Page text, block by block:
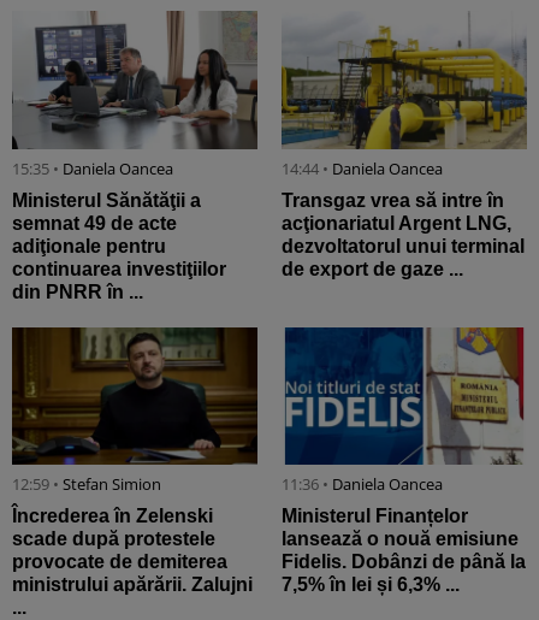
15:35 • Daniela Oancea
Ministerul Sănătăţii a
semnat 49 de acte
adiţionale pentru
continuarea investiţiilor
din PNRR în ...
14:44 • Daniela Oancea
Transgaz vrea să intre în
acţionariatul Argent LNG,
dezvoltatorul unui terminal
de export de gaze ...
12:59 • Stefan Simion
Încrederea în Zelenski
scade după protestele
provocate de demiterea
ministrului apărării. Zalujni
...
11:36 • Daniela Oancea
Ministerul Finanțelor
lansează o nouă emisiune
Fidelis. Dobânzi de până la
7,5% în lei și 6,3% ...